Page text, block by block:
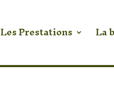
Les Prestations La